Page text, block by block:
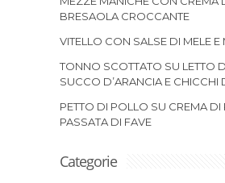
BRESAOLA CROCCANTE
VITELLO CON SALSE DI MELE E
TONNO SCOTTATO SU LETTO
SUCCO D’ARANCIA E CHICCHI
PETTO DI POLLO SU CREMA DI
PASSATA DI FAVE
Categorie